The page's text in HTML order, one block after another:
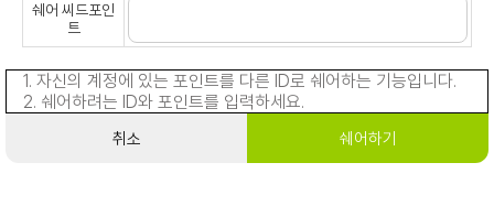
쉐어 씨드포인
트
1. 자신의 계정에 있는 포인트를 다른 ID로 쉐어하는 기능입니다.
2. 쉐어하려는 ID와 포인트를 입력하세요.
취소 쉐어하기